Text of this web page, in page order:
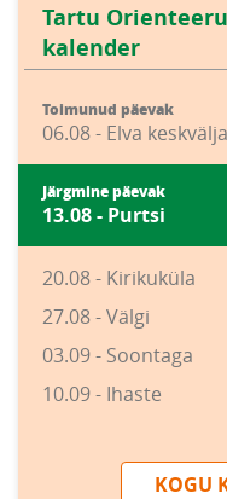
Tartu
kalender
Toimunud päevak
06.08 - Elva
Järgmine päevak
13.08 - Purtsi
20.08 - Kirikuküla
27.08 - Välgi
03.09 - Soontaga
10.09 - Ihaste
KOGU